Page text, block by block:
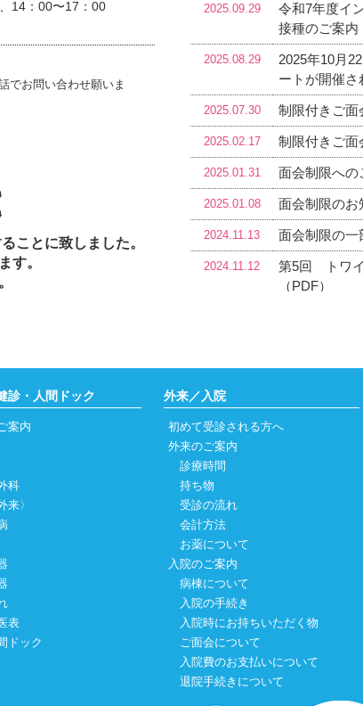
14：00〜17：00
でお問い合わせ願いま
ことに致しました。
す。
2025.09.29
令和7年度イ
接種のご案内
2025.08.29
2025年10月
ートが開催
2025.07.30 制限付きご面
2025.02.17 制限付きご面
2025.01.31 面会制限への
2025.01.08 面会制限のお
2024.11.13 面会制限の一
2024.11.12
第5回 トワ
（PDF）
が開催されま
2024.04.10
2024.02.16
2024.02.16
2023.12.27
2023.12.22
※助成期間が
2023.10.13
診・人間ドック
案内
科
〉
表
ドック
外来／入院
初めて受診される方へ
外来のご案内
診療時間
持ち物
受診の流れ
会計方法
お薬について
入院のご案内
病棟について
入院の手続き
入院時にお持ちいただく物
ご面会について
入院費のお支払いについて
退院手続きについて